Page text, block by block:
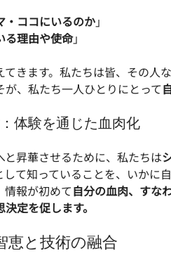
・ココにいるのか」
る理由や使命」
てきます。私たちは皆、その人
が、私たち一人ひとりにとって
体験を通じた血肉化
と昇華させるために、私たちは
して知っていることを、いかに
情報が初めて自分の血肉、すな
定を促します。
恵と技術の融合